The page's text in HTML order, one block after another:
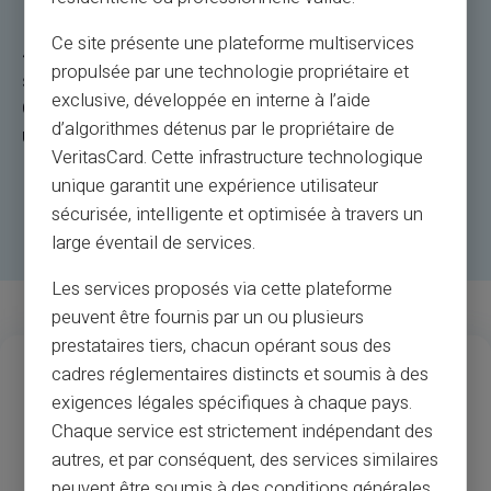
4 pași
simpli Faceți achiziția pe site.
Cândprimim solicitarea comerciantului, trimitem
un cod SMS unic pe telefonul dvs. mobil.
13
Ani de experiență
37M
Acceptarea
comercianților și
bancomatelor
Ce site présente une plateforme multiservices
propulsée par une technologie propriétaire et
exclusive, développée en interne à l’aide
d’algorithmes détenus par le propriétaire de
VeritasCard. Cette infrastructure technologique
unique garantit une expérience utilisateur
sécurisée, intelligente et optimisée à travers un
large éventail de services.
Les services proposés via cette plateforme
peuvent être fournis par un ou plusieurs
prestataires tiers, chacun opérant sous des
cadres réglementaires distincts et soumis à des
exigences légales spécifiques à chaque pays.
Chaque service est strictement indépendant des
autres, et par conséquent, des services similaires